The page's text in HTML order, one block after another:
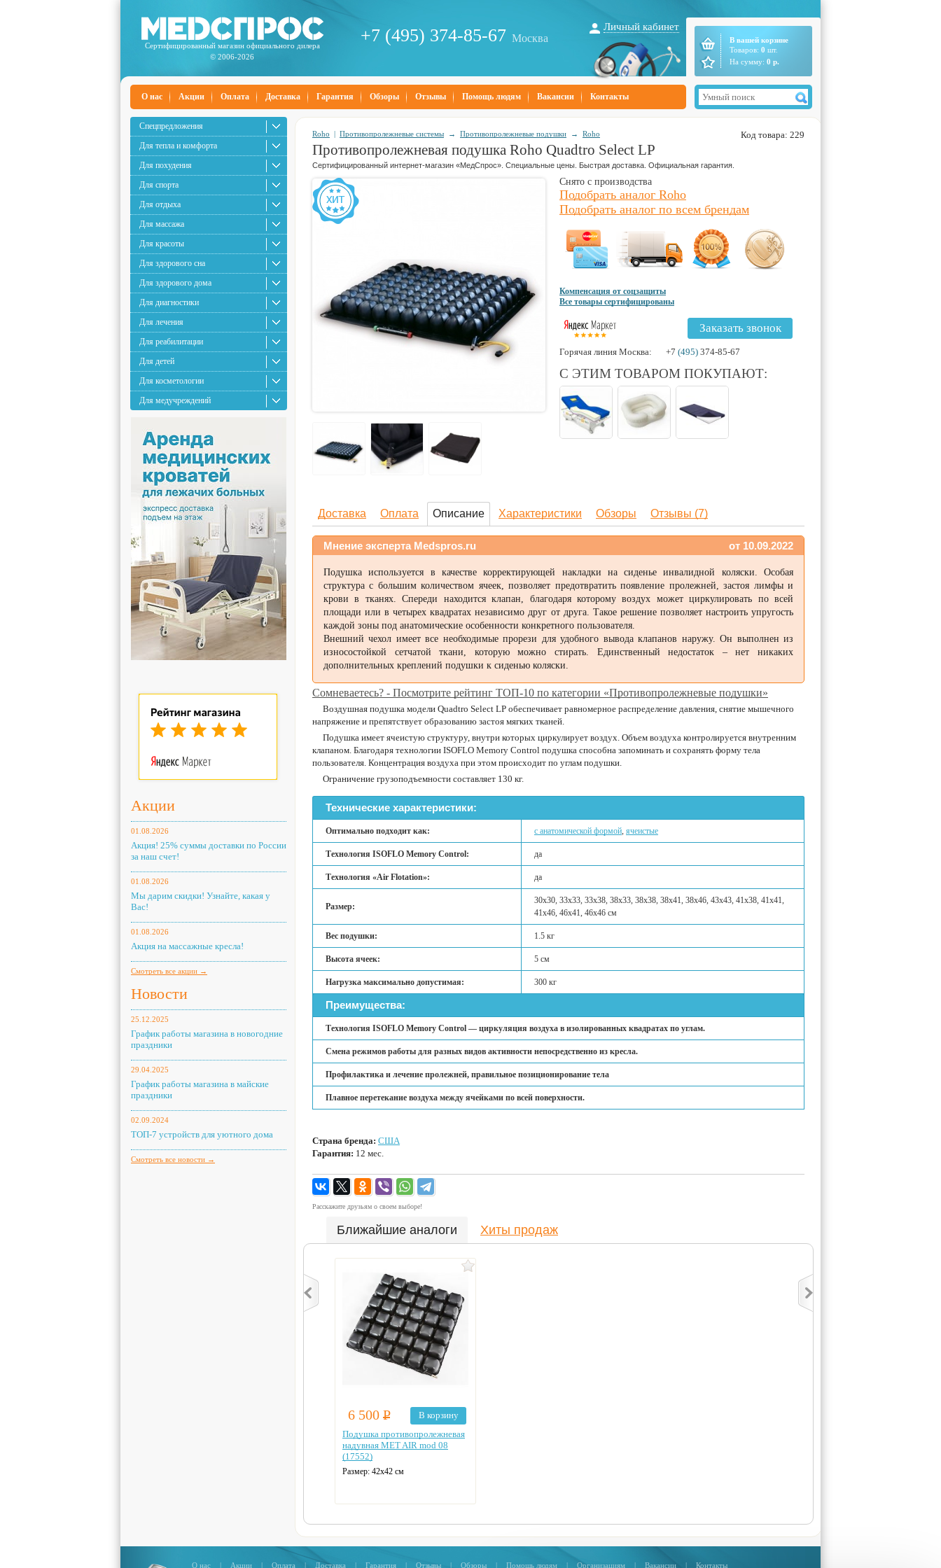
Сертифицированный магазин официального дилера
© 2006-2026
+7 (495) 374-85-67 Москва
Личный кабинет
В вашей корзине
Товаров: 0 шт.
На сумму: 0 р.
О нас Акции Оплата Доставка Гарантия Обзоры Отзывы Помощь людям Вакансии Контакты
Спецпредложения
Для тепла и комфорта
Для похудения
Для спорта
Для отдыха
Для массажа
Для красоты
Для здорового сна
Для здорового дома
Для диагностики
Для лечения
Для реабилитации
Для детей
Для косметологии
Для медучреждений
Акции
01.08.2026
Акция! 25% суммы доставки по России
за наш счет!
01.08.2026
Мы дарим скидки! Узнайте, какая у
Вас!
01.08.2026
Акция на массажные кресла!
Смотреть все акции →
Новости
25.12.2025
График работы магазина в новогодние
праздники
29.04.2025
График работы магазина в майские
праздники
02.09.2024
ТОП-7 устройств для уютного дома
Смотреть все новости →
Код товара: 229
Roho | Противопролежневые системы → Противопролежневые подушки → Roho
Противопролежневая подушка Roho Quadtro Select LP
Сертифицированный интернет-магазин «МедСпрос». Специальные цены. Быстрая доставка. Официальная гарантия.
Снято с производства
Подобрать аналог Roho
Подобрать аналог по всем брендам
Компенсация от соцзащиты
Все товары сертифицированы
Заказать звонок
Горячая линия Москва: +7 (495) 374-85-67
С ЭТИМ ТОВАРОМ ПОКУПАЮТ:
Доставка Оплата Описание Характеристики Обзоры Отзывы (7)
Мнение эксперта Medspros.ru от 10.09.2022
Подушка используется в качестве корректирующей накладки на сиденье инвалидной коляски. Особая
структура с большим количеством ячеек, позволяет предотвратить появление пролежней, застоя лимфы и
крови в тканях. Спереди находится клапан, благодаря которому воздух может циркулировать по всей
площади или в четырех квадратах независимо друг от друга. Такое решение позволяет настроить упругость
каждой зоны под анатомические особенности конкретного пользователя.
Внешний чехол имеет все необходимые прорези для удобного вывода клапанов наружу. Он выполнен из
износостойкой сетчатой ткани, которую можно стирать. Единственный недостаток – нет никаких
дополнительных креплений подушки к сиденью коляски.
Сомневаетесь? - Посмотрите рейтинг ТОП-10 по категории «Противопролежневые подушки»
Воздушная подушка модели Quadtro Select LP обеспечивает равномерное распределение давления, снятие мышечного
напряжение и препятствует образованию застоя мягких тканей.
Подушка имеет ячеистую структуру, внутри которых циркулирует воздух. Объем воздуха контролируется внутренним
клапаном. Благодаря технологии ISOFLO Memory Control подушка способна запоминать и сохранять форму тела
пользователя. Концентрация воздуха при этом происходит по углам подушки.
Ограничение грузоподъемности составляет 130 кг.
Технические характеристики:
Оптимально подходит как: с анатомической формой, ячеистые
Технология ISOFLO Memory Control: да
Технология «Air Flotation»: да
Размер:
30х30, 33х33, 33х38, 38х33, 38х38, 38x41, 38х46, 43x43, 41х38, 41х41,
41x46, 46х41, 46х46 см
Вес подушки: 1.5 кг
Высота ячеек: 5 см
Нагрузка максимально допустимая: 300 кг
Преимущества:
Технология ISOFLO Memory Control — циркуляция воздуха в изолированных квадратах по углам.
Смена режимов работы для разных видов активности непосредственно из кресла.
Профилактика и лечение пролежней, правильное позиционирование тела
Плавное перетекание воздуха между ячейками по всей поверхности.
Страна бренда: США
Гарантия: 12 мес.
Расскажите друзьям о своем выборе!
Ближайшие аналоги Хиты продаж
6 500 Р
В корзину
Подушка противопролежневая
надувная MET AIR mod 08
(17552)
Размер: 42х42 см
О нас | Акции | Оплата | Доставка | Гарантия | Отзывы | Обзоры | Помощь людям | Организациям | Вакансии | Контакты